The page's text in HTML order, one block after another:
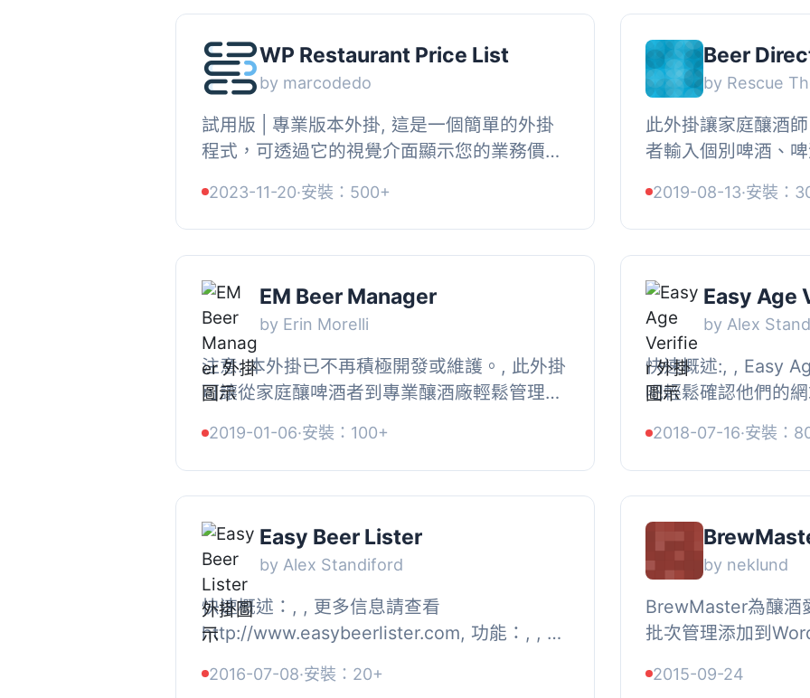
WP Restaurant Price List
by marcodedo
試用版 | 專業版本外掛, 這是一個簡單的外掛
程式，可透過它的視覺介面顯示您的業務價目
目的名稱、描述和價格。, 您...
2023-11-20·安裝：500+
Beer
by Rescue
此外掛讓家庭釀酒
者輸入個別啤酒、
, 使用可配置的短碼
2019-08-13·安裝：
EM Beer Manager
by Erin Morelli
注意: 本外掛已不再積極開發或維護。, 此外掛
可讓從家庭釀啤酒者到專業釀酒廠輕鬆管理和
分，有各種選項，包括：, ,...
2019-01-06·安裝：100+
Easy Age
by Alex
快速概述:, , Easy
吧輕鬆確認他們的
頁面、以及一系列的
2018-07-16·安裝：
Easy Beer Lister
by Alex Standiford
快速概述：, , 更多信息請查看
http://www.easybeerlister.com, 功能：, , 特
和頁面分開。, 按可用性、食品搭配、自...
2016-07-08·安裝：20+
by neklund
BrewMaster為釀酒
批次管理添加到
簡單地顯示。每種
2015-09-24